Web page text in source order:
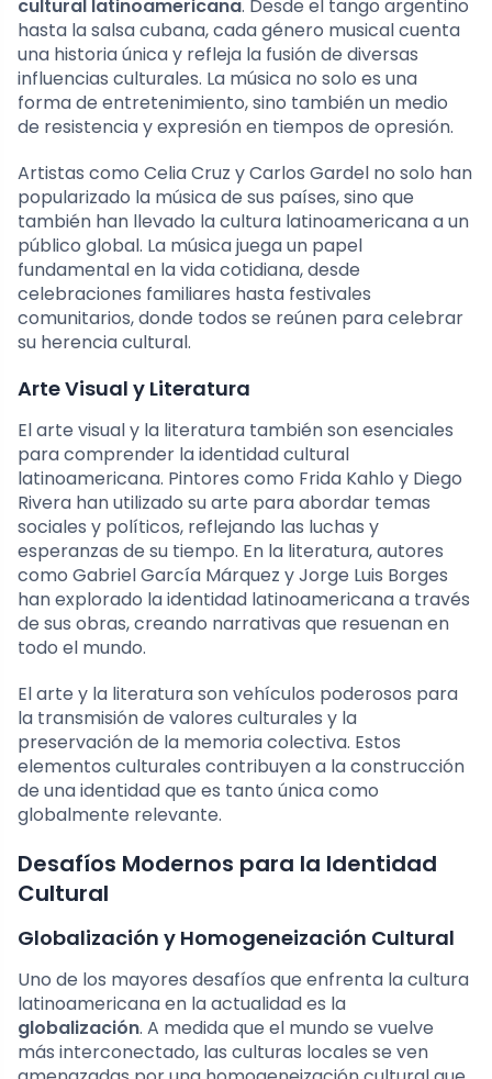
cultural latinoamericana. Desde el tango argentino
hasta la salsa cubana, cada género musical cuenta
una historia única y refleja la fusión de diversas
influencias culturales. La música no solo es una
forma de entretenimiento, sino también un medio
de resistencia y expresión en tiempos de opresión.
Artistas como Celia Cruz y Carlos Gardel no solo han
popularizado la música de sus países, sino que
también han llevado la cultura latinoamericana a un
público global. La música juega un papel
fundamental en la vida cotidiana, desde
celebraciones familiares hasta festivales
comunitarios, donde todos se reúnen para celebrar
su herencia cultural.
Arte Visual y Literatura
El arte visual y la literatura también son esenciales
para comprender la identidad cultural
latinoamericana. Pintores como Frida Kahlo y Diego
Rivera han utilizado su arte para abordar temas
sociales y políticos, reflejando las luchas y
esperanzas de su tiempo. En la literatura, autores
como Gabriel García Márquez y Jorge Luis Borges
han explorado la identidad latinoamericana a través
de sus obras, creando narrativas que resuenan en
todo el mundo.
El arte y la literatura son vehículos poderosos para
la transmisión de valores culturales y la
preservación de la memoria colectiva. Estos
elementos culturales contribuyen a la construcción
de una identidad que es tanto única como
globalmente relevante.
Desafíos Modernos para la Identidad
Cultural
Globalización y Homogeneización Cultural
Uno de los mayores desafíos que enfrenta la cultura
latinoamericana en la actualidad es la
globalización. A medida que el mundo se vuelve
más interconectado, las culturas locales se ven